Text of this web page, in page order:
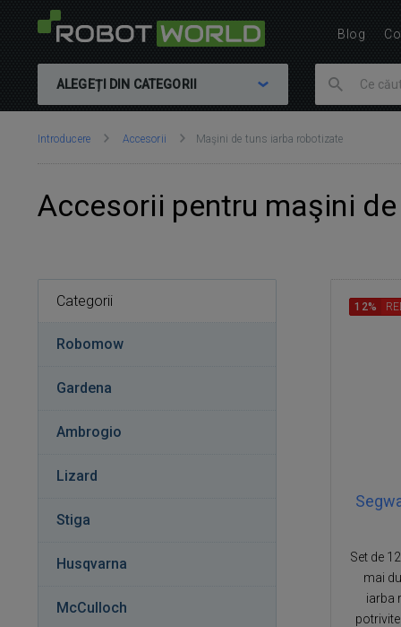
ALEGEȚI DIN CATEGORII
Vă
Introducere Accesorii Maşini de tuns iarba robotizate
Accesorii pentru maşini
Set de
mai
iarba
12%
Categorii
Robomow
Gardena
Ambrogio
Lizard
Stiga
Husqvarna
McCulloch
Blog